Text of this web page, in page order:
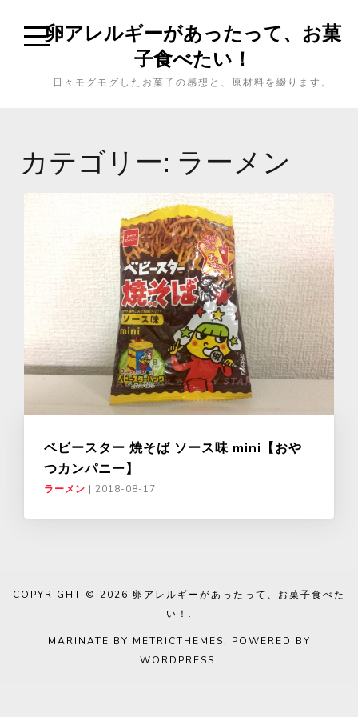
卵アレルギーがあったって、お菓
子食べたい！
日々モグモグしたお菓子の感想と、原材料を綴ります。
カテゴリー: ラーメン
ベビースター 焼そば ソース味 mini【おや
つカンパニー】
ラーメン | 2018-08-17
COPYRIGHT © 2026 卵アレルギーがあったって、お菓子食べた
い！ .
MARINATE BY METRICTHEMES. POWERED BY
WORDPRESS.